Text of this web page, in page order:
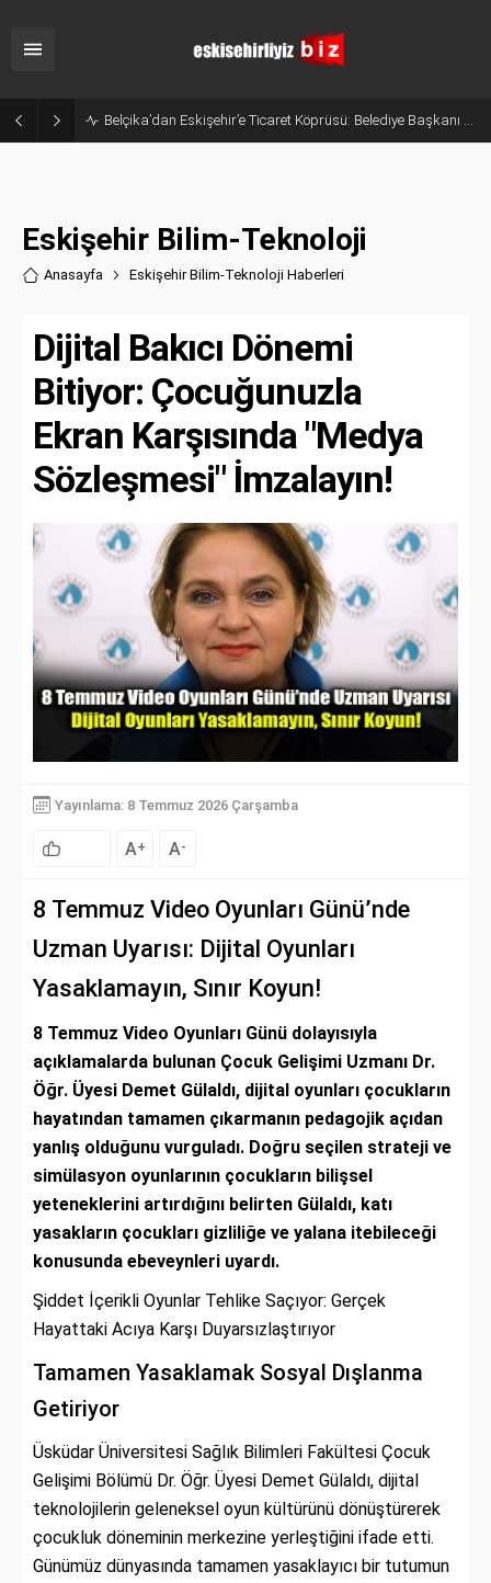
Belçika’dan Eskişehir’e Ticaret Köprüsü: Belediye Başkanı Emir Kır MÜSİAD’ı Ziyaret Etti
Eskişehir Bilim-Teknoloji
Anasayfa Eskişehir Bilim-Teknoloji Haberleri
Dijital Bakıcı Dönemi
Bitiyor: Çocuğunuzla
Ekran Karşısında "Medya
Sözleşmesi" İmzalayın!
Yayınlama: 8 Temmuz 2026 Çarşamba
A+ A-
8 Temmuz Video Oyunları Günü’nde
Uzman Uyarısı: Dijital Oyunları
Yasaklamayın, Sınır Koyun!
8 Temmuz Video Oyunları Günü dolayısıyla
açıklamalarda bulunan Çocuk Gelişimi Uzmanı Dr.
Öğr. Üyesi Demet Gülaldı, dijital oyunları çocukların
hayatından tamamen çıkarmanın pedagojik açıdan
yanlış olduğunu vurguladı. Doğru seçilen strateji ve
simülasyon oyunlarının çocukların bilişsel
yeteneklerini artırdığını belirten Gülaldı, katı
yasakların çocukları gizliliğe ve yalana itebileceği
konusunda ebeveynleri uyardı.
Şiddet İçerikli Oyunlar Tehlike Saçıyor: Gerçek
Hayattaki Acıya Karşı Duyarsızlaştırıyor
Tamamen Yasaklamak Sosyal Dışlanma
Getiriyor
Üsküdar Üniversitesi Sağlık Bilimleri Fakültesi Çocuk
Gelişimi Bölümü Dr. Öğr. Üyesi Demet Gülaldı, dijital
teknolojilerin geleneksel oyun kültürünü dönüştürerek
çocukluk döneminin merkezine yerleştiğini ifade etti.
Günümüz dünyasında tamamen yasaklayıcı bir tutumun